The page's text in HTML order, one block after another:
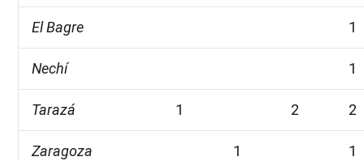
El Bagre 1
Nechí 1
Tarazá 1 2 2
Zaragoza 1 1